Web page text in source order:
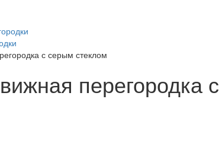
с серым стеклом
перегородка